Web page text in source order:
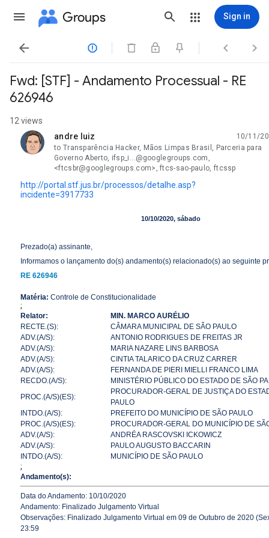
Groups Sign in
   
Fwd: [STF] - Andamento Processual - RE
626946
12 views
andre luiz
unread,
10/11/20
to Transparência Hacker, Mãos Limpas Brasil, Parceria para
Governo Aberto, ifsp_i...@googlegroups.com,
<ftcsbr@googlegroups.com>, ftcs-sao-paulo, ftcssp
http://portal.stf.jus.br/processos/detalhe.asp?
incidente=3917733
10/10/2020, sábado
Prezado(a) assinante,
Informamos o lançamento do(s) andamento(s) relacionado(s) ao seguinte
RE 626946
Matéria: Controle de Constitucionalidade
;
Relator:
MIN. MARCO AURÉLIO
RECTE.(S):
CÂMARA MUNICIPAL DE SÃO PAULO
ADV.(A/S):
ANTONIO RODRIGUES DE FREITAS JR
ADV.(A/S):
MARIA NAZARE LINS BARBOSA
ADV.(A/S):
CINTIA TALARICO DA CRUZ CARRER
ADV.(A/S):
FERNANDA DE PIERI MIELLI FRANCO LIMA
RECDO.(A/S):
MINISTÉRIO PÚBLICO DO ESTADO DE SÃO
PROC.(A/S)(ES):
PROCURADOR-GERAL DE JUSTIÇA DO
PAULO
INTDO.(A/S):
PREFEITO DO MUNICÍPIO DE SÃO PAULO
PROC.(A/S)(ES):
PROCURADOR-GERAL DO MUNICÍPIO DE
ADV.(A/S):
ANDRÉA RASCOVSKI ICKOWICZ
ADV.(A/S):
PAULO AUGUSTO BACCARIN
INTDO.(A/S):
MUNICÍPIO DE SÃO PAULO
;
Andamento(s):
Data do Andamento: 10/10/2020
Andamento: Finalizado Julgamento Virtual
Observações: Finalizado Julgamento Virtual em 09 de Outubro de 2020
23:59